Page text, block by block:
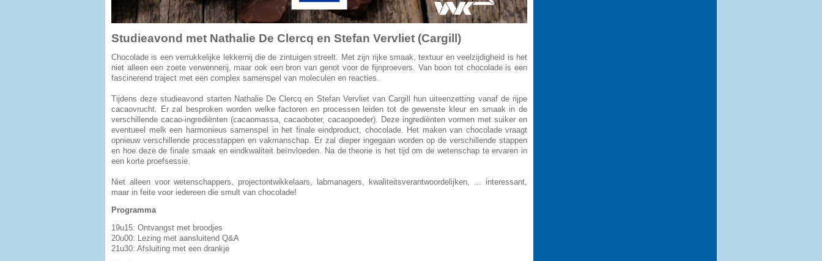
Studieavond met Nathalie De Clercq en Stefan Vervliet (Cargill)
Chocolade is een verrukkelijke lekkernij die de zintuigen streelt. Met zijn rijke smaak, textuur en veelzijdigheid is het
niet alleen een zoete verwennerij, maar ook een bron van genot voor de fijnproevers. Van boon tot chocolade is een
fascinerend traject met een complex samenspel van moleculen en reacties.
Tijdens deze studieavond starten Nathalie De Clercq en Stefan Vervliet van Cargill hun uiteenzetting vanaf de rijpe
cacaovrucht. Er zal besproken worden welke factoren en processen leiden tot de gewenste kleur en smaak in de
verschillende cacao-ingrediënten (cacaomassa, cacaoboter, cacaopoeder). Deze ingrediënten vormen met suiker en
eventueel melk een harmonieus samenspel in het finale eindproduct, chocolade. Het maken van chocolade vraagt
opnieuw verschillende processtappen en vakmanschap. Er zal dieper ingegaan worden op de verschillende stappen
en hoe deze de finale smaak en eindkwaliteit beïnvloeden. Na de theorie is het tijd om de wetenschap te ervaren in
een korte proefsessie.
Niet alleen voor wetenschappers, projectontwikkelaars, labmanagers, kwaliteitsverantwoordelijken, … interessant,
maar in feite voor iedereen die smult van chocolade!
Programma
19u15: Ontvangst met broodjes
20u00: Lezing met aansluitend Q&A
21u30: Afsluiting met een drankje